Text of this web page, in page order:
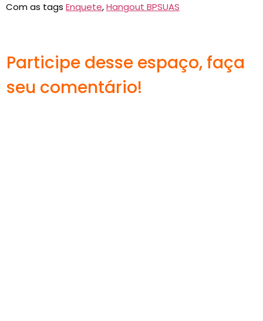
Com as tags Enquete,Hangout BPSUAS
Participe desse espaço, faça
seu comentário!